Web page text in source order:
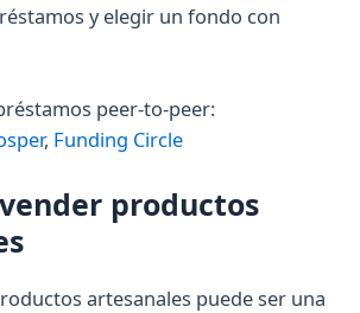
y elegir un fondo con
peer-to-peer:
, Funding Circle
productos
artesanales puede ser una